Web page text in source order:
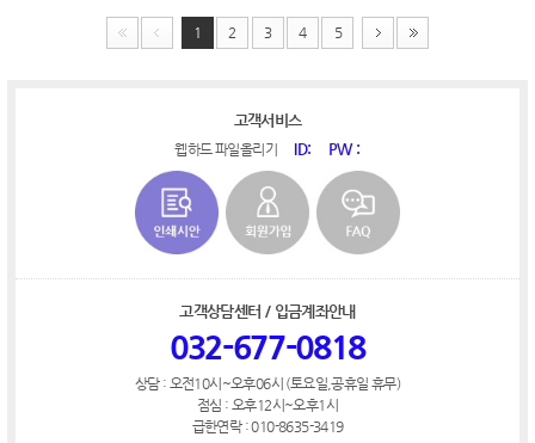
1 2 3 4 5
고객서비스
웹하드 파일올리기 ID: PW :
고객상담센터 / 입금계좌안내
032-677-0818
상담 : 오전10시~오후06시 (토요일,공휴일 휴무)
점심 : 오후12시~오후1시
급한연락 : 010-8635-3419